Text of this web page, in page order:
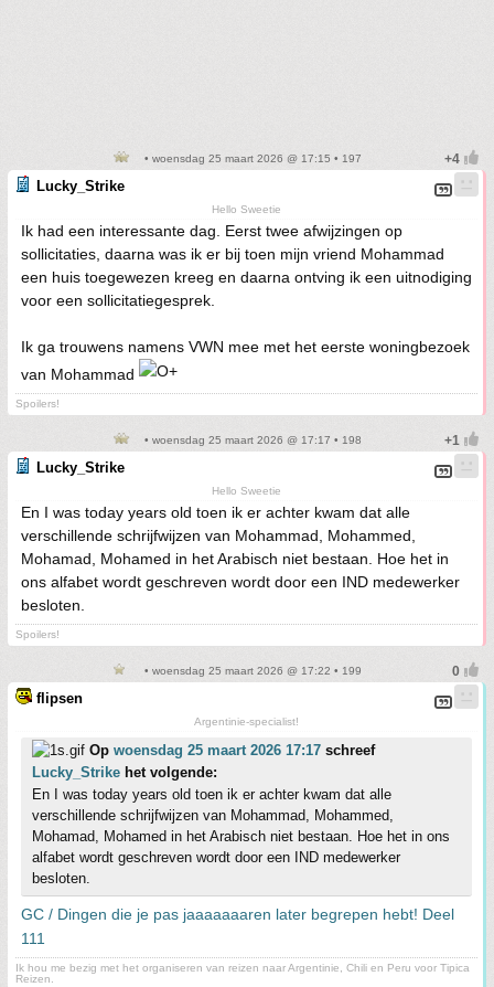
• woensdag 25 maart 2026 @ 17:15 • 197
Lucky_Strike
Hello Sweetie
Ik had een interessante dag. Eerst twee afwijzingen op
sollicitaties, daarna was ik er bij toen mijn vriend Mohammad
een huis toegewezen kreeg en daarna ontving ik een uitnodiging
voor een sollicitatiegesprek.
Ik ga trouwens namens VWN mee met het eerste woningbezoek
van Mohammad
Spoilers!
• woensdag 25 maart 2026 @ 17:17 • 198
Lucky_Strike
Hello Sweetie
En I was today years old toen ik er achter kwam dat alle
verschillende schrijfwijzen van Mohammad, Mohammed,
Mohamad, Mohamed in het Arabisch niet bestaan. Hoe het in
ons alfabet wordt geschreven wordt door een IND medewerker
besloten.
Spoilers!
• woensdag 25 maart 2026 @ 17:22 • 199
flipsen
Argentinie-specialist!
Op woensdag 25 maart 2026 17:17 schreef
Lucky_Strike het volgende:
En I was today years old toen ik er achter kwam dat alle
verschillende schrijfwijzen van Mohammad, Mohammed,
Mohamad, Mohamed in het Arabisch niet bestaan. Hoe het in ons
alfabet wordt geschreven wordt door een IND medewerker
besloten.
GC / Dingen die je pas jaaaaaaaren later begrepen hebt! Deel
111
Ik hou me bezig met het organiseren van reizen naar Argentinie, Chili en Peru voor Tipica
Reizen.